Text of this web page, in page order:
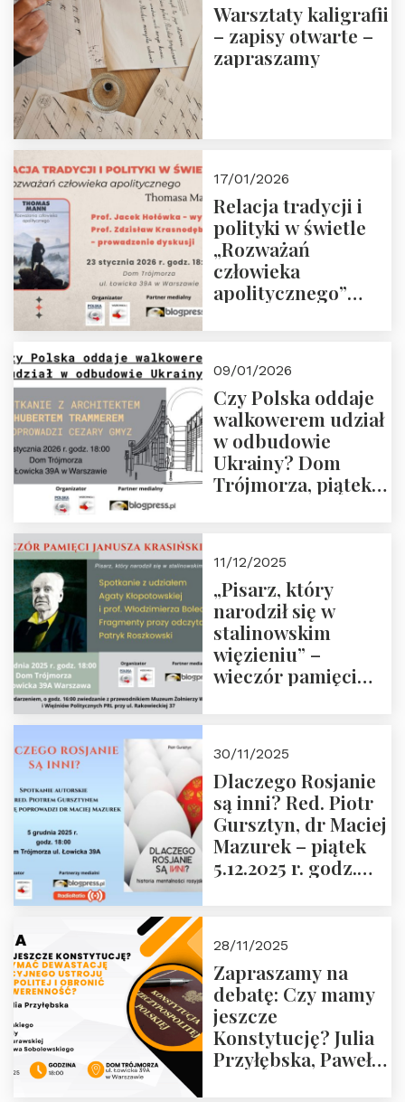
Warsztaty kaligrafii
– zapisy otwarte –
zapraszamy
17/01/2026
Relacja tradycji i
polityki w świetle
„Rozważań
człowieka
apolitycznego”
godz. 18:00.
Zapraszamy!
09/01/2026
Czy Polska oddaje
walkowerem udział
w odbudowie
Ukrainy? Dom
Trójmorza, piątek
11/12/2025
„Pisarz, który
narodził się w
stalinowskim
więzieniu” –
wieczór pamięci
zwiedzanie
Muzeum Żołnierzy
Wyklętych i
Więźniów
Politycznych PRL o
godz. 16:00 – 19
30/11/2025
Dlaczego Rosjanie
są inni? Red. Piotr
Gursztyn, dr Maciej
Mazurek – piątek
5.12.2025 r. godz.
28/11/2025
Zapraszamy na
debatę: Czy mamy
jeszcze
Konstytucję? Julia
Przyłębska, Paweł